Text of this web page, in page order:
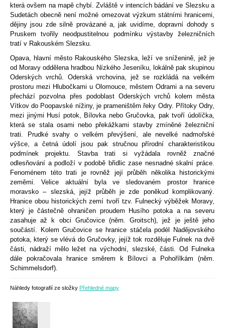
která ovšem na mapě chybí. Zvláště v intencích bádání ve Slezsku a
Sudetách obecně není možné omezovat výzkum státními hranicemi,
dějiny jsou zde silně provázané a, jak uvidíme, dopravní dohody s
Pruskem tvořily neodpustitelnou podmínku výstavby železničních
tratí v Rakouském Slezsku.
Opava, hlavní město Rakouského Slezska, leží ve sníženině, jež je
od Moravy oddělena hradbou Nízkého Jeseníku, lokálně pak skupinou
Oderských vrchů. Oderská vrchovina, jež se rozkládá na velkém
prostoru mezi Hlubočkami u Olomouce, městem Odrami a na severu
přechází pozvolna přes podoblast Oderských vrchů kolem města
Vítkov do Poopavské nížiny, je prameništěm řeky Odry. Přítoky Odry,
mezi jinými Husí potok, Bílovka nebo Gručovka, pak tvoří údolíčka,
která se stala osami nebo překážkami stavby zmíněné železniční
trati. Prudké svahy o velkém převýšení, ale nevelké nadmořské
výšce, a četná údolí jsou pak stručnou přírodní charakteristikou
podmínek projektu. Stavba trati si vyžádala rovněž značné
odlesňování a podloží v podobě břidlic zase nesnadné skalní práce.
Fenoménem této trati je rovněž její průběh několika historickými
zeměmi. Velice aktuální byla ve sledovaném prostor hranice
moravsko – slezská, jejíž průběh je zde poněkud komplikovaný.
Hranice obou historických zemí tvoří tzv. Fulnecký výběžek Moravy,
který je částečně ohraničen proudem Husího potoka a na severu
zasahuje až k obci Gručovice (něm. Groitsch), jež je ještě jeho
součástí. Kolem Gručovice se hranice stáčela podél Nadějovského
potoka, který se vlévá do Gručovky, jejíž tok rozděluje Fulnek na dvě
části, nádraží mělo ležet na východní, slezské, části. Od Fulneka
dále pokračovala hranice směrem k Bílovci a Pohořílkám (něm.
Schimmelsdorf).
Náhledy fotografií ze složky Přehledné mapy